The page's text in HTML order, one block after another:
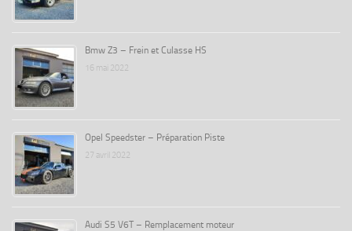
Bmw Z3 – Frein et Culasse HS
16 mai 2022
Opel Speedster – Préparation Piste
27 avril 2022
Audi S5 V6T – Remplacement moteur